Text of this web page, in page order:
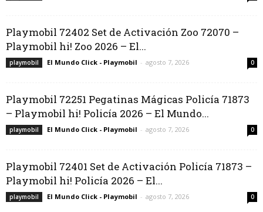
Playmobil 72402 Set de Activación Zoo 72070 –
Playmobil hi! Zoo 2026 – El...
playmobil El Mundo Click - Playmobil - agosto 7, 2026 0
Playmobil 72251 Pegatinas Mágicas Policía 71873
– Playmobil hi! Policía 2026 – El Mundo...
playmobil El Mundo Click - Playmobil - agosto 7, 2026 0
Playmobil 72401 Set de Activación Policía 71873 –
Playmobil hi! Policía 2026 – El...
playmobil El Mundo Click - Playmobil - agosto 7, 2026 0